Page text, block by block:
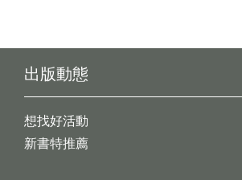
出版動態
想找好活動
新書特推薦